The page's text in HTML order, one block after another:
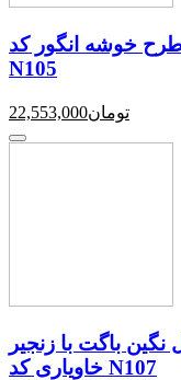
طرح خوشه انگور کد
N105
22,553,000تومان
باگت با زنجیر
خاویاری کد N107